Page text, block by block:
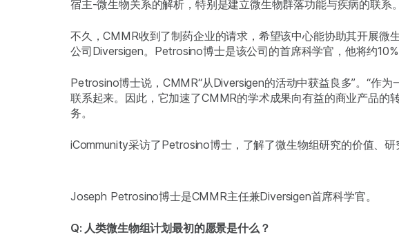
宿主-微生物关系的解析，特别是建立微生物群落功能与疾病的联
不久，CMMR收到了制药企业的请求，希望该中心能协助其开展微
公司Diversigen。Petrosino博士是该公司的首席科学官，他将约
Petrosino博士说，CMMR“从Diversigen的活动中获益良多”。“作
联系起来。因此，它加速了CMMR的学术成果向有益的商业产品的
务。
iCommunity采访了Petrosino博士，了解了微生物组研究的价值、
Joseph Petrosino博士是CMMR主任兼Diversigen首席科学官。
Q: 人类微生物组计划最初的愿景是什么？